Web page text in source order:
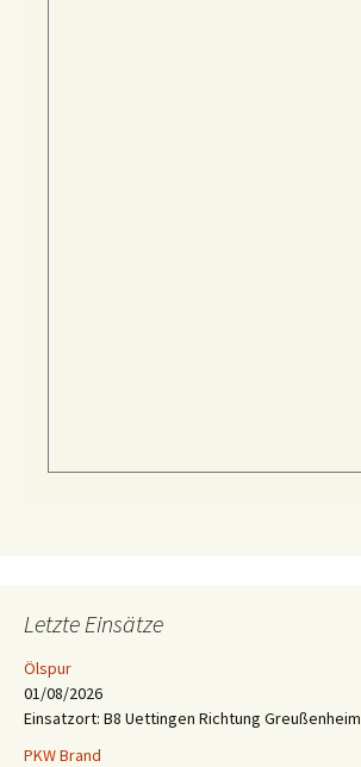
Letzte Einsätze
Ölspur
01/08/2026
Einsatzort: B8 Uettingen Richtung Greußenheim
PKW Brand